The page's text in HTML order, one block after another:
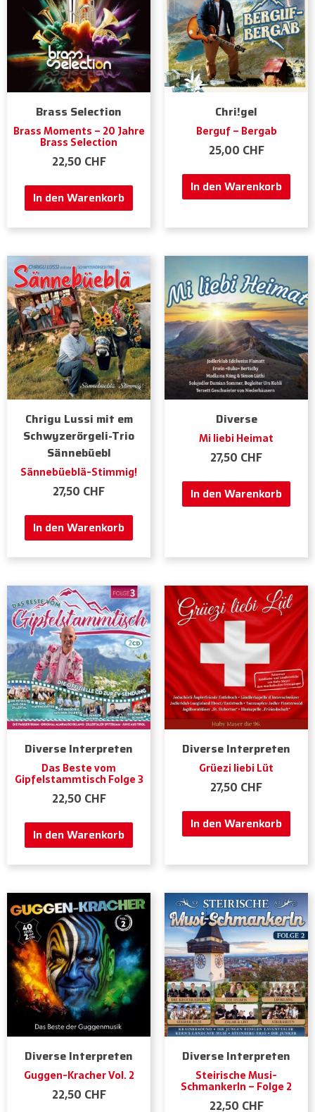
Brass Selection
Brass Moments – 20 Jahre
Brass Selection
22,50 CHF
In den Warenkorb
Chri!gel
Berguf – Bergab
25,00 CHF
In den Warenkorb
Chrigu Lussi mit em
Schwyzerörgeli-Trio
Sännebüebl
Sännebüeblä-Stimmig!
27,50 CHF
In den Warenkorb
Diverse
Mi liebi Heimat
27,50 CHF
In den Warenkorb
Diverse Interpreten
Das Beste vom
Gipfelstammtisch Folge 3
22,50 CHF
In den Warenkorb
Diverse Interpreten
Grüezi liebi Lüt
27,50 CHF
In den Warenkorb
Diverse Interpreten
Guggen-Kracher Vol. 2
22,50 CHF
Diverse Interpreten
Steirische Musi-
Schmankerln – Folge 2
22,50 CHF